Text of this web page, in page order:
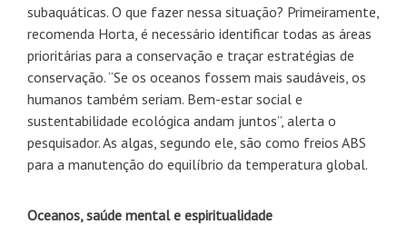
subaquáticas. O que fazer nessa situação? Primeiramente,
recomenda Horta, é necessário identificar todas as áreas
prioritárias para a conservação e traçar estratégias de
conservação. “Se os oceanos fossem mais saudáveis, os
humanos também seriam. Bem-estar social e
sustentabilidade ecológica andam juntos”, alerta o
pesquisador. As algas, segundo ele, são como freios ABS
para a manutenção do equilíbrio da temperatura global.
Oceanos, saúde mental e espiritualidade